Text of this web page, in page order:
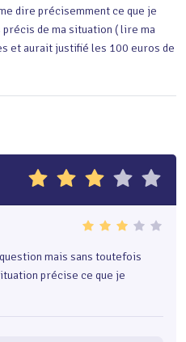
dire précisemment ce que je
de ma situation ( lire ma
et aurait justifié les 100 euros de
mais sans toutefois
précise ce que je